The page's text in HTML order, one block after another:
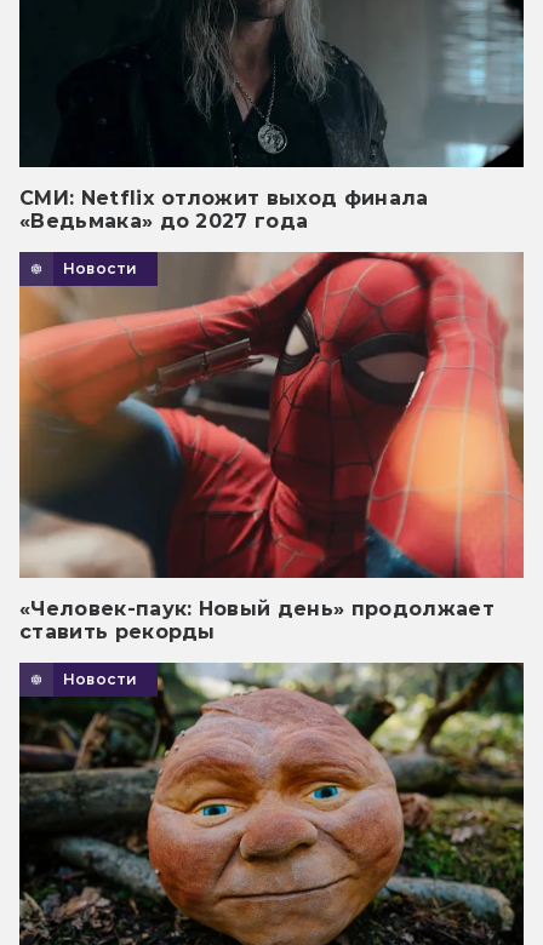
СМИ: Netflix отложит выход финала
«Ведьмака» до 2027 года
Новости
«Человек-паук: Новый день» продолжает
ставить рекорды
Новости